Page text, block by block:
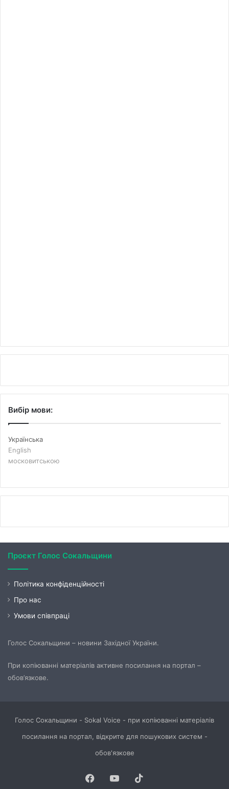
Вибір мови:
Українська
English
московитською
Проєкт Голос Сокальщини
Політика конфіденційності
Про нас
Умови співпраці
Голос Сокальщини – новини Західної України.
При копіюванні матеріалів активне посилання на портал –
обов’язкове.
Голос Сокальщини - Sokal Voice - при копіюванні матеріалів
посилання на портал, відкрите для пошукових систем -
обов'язкове
Facebook
YouTube